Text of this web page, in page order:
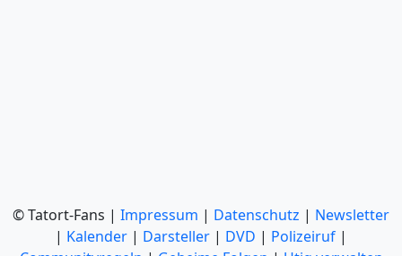
© Tatort-Fans | Impressum | Datenschutz | Newsletter
| Kalender | Darsteller | DVD | Polizeiruf |